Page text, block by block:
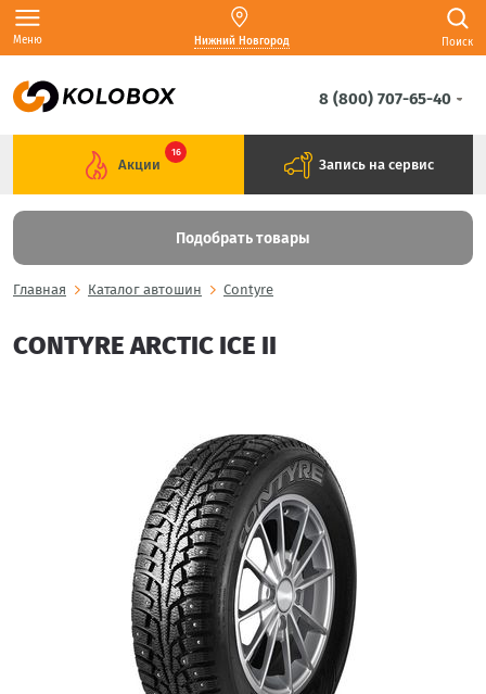
Меню Нижний Новгород Поиск
8 (800) 707-65-40
Акции
16
Запись на сервис
Подобрать товары
Главная Каталог автошин Contyre
CONTYRE ARCTIC ICE II